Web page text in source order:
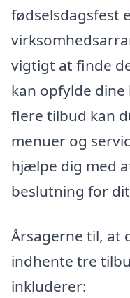
fødselsdagsfest
vigtigt at finde
kan opfylde
flere tilbud kan
menuer og
hjælpe dig med
beslutning for
Årsagerne til, at
indhente tre
inkluderer: